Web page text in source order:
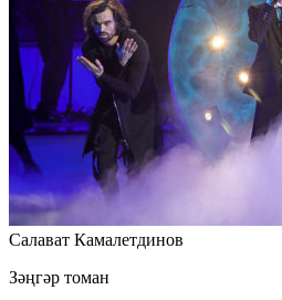
Салават Камалетдинов
Зәңгәр томан